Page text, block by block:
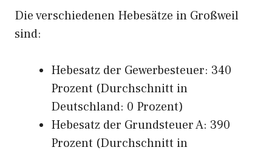
Die verschiedenen Hebesätze in Großweil
sind:
Hebesatz der Gewerbesteuer: 340
Prozent (Durchschnitt in
Deutschland: 0 Prozent)
Hebesatz der Grundsteuer A: 390
Prozent (Durchschnitt in